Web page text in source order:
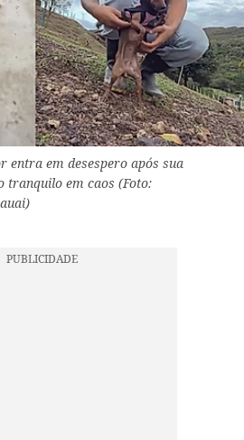
entra em desespero após sua
em caos (Foto: